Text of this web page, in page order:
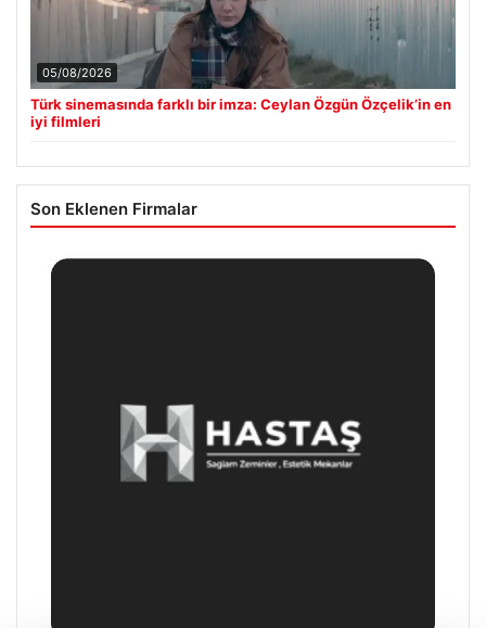
05/08/2026
Türk sinemasında farklı bir imza: Ceylan Özgün Özçelik’in en
iyi filmleri
Son Eklenen Firmalar